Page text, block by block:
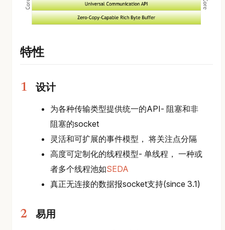
特性
设计
为各种传输类型提供统一的API- 阻塞和非
阻塞的socket
灵活和可扩展的事件模型， 将关注点分隔
高度可定制化的线程模型- 单线程， 一种或
者多个线程池如SEDA
真正无连接的数据报socket支持(since 3.1)
易用